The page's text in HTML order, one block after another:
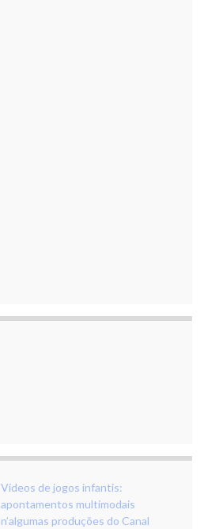
Vídeos de jogos infantis:
apontamentos multimodais
n’algumas produções do Canal